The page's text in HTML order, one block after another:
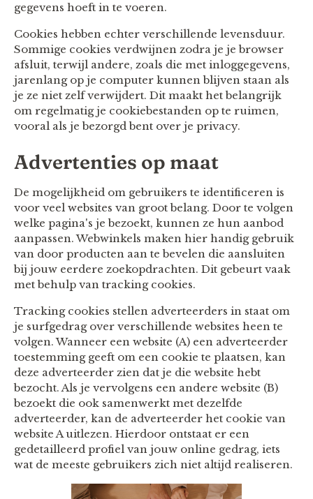
gegevens hoeft in te voeren.
Cookies hebben echter verschillende levensduur.
Sommige cookies verdwijnen zodra je je browser
afsluit, terwijl andere, zoals die met inloggegevens,
jarenlang op je computer kunnen blijven staan als
je ze niet zelf verwijdert. Dit maakt het belangrijk
om regelmatig je cookiebestanden op te ruimen,
vooral als je bezorgd bent over je privacy.
Advertenties op maat
De mogelijkheid om gebruikers te identificeren is
voor veel websites van groot belang. Door te volgen
welke pagina's je bezoekt, kunnen ze hun aanbod
aanpassen. Webwinkels maken hier handig gebruik
van door producten aan te bevelen die aansluiten
bij jouw eerdere zoekopdrachten. Dit gebeurt vaak
met behulp van tracking cookies.
Tracking cookies stellen adverteerders in staat om
je surfgedrag over verschillende websites heen te
volgen. Wanneer een website (A) een adverteerder
toestemming geeft om een cookie te plaatsen, kan
deze adverteerder zien dat je die website hebt
bezocht. Als je vervolgens een andere website (B)
bezoekt die ook samenwerkt met dezelfde
adverteerder, kan de adverteerder het cookie van
website A uitlezen. Hierdoor ontstaat er een
gedetailleerd profiel van jouw online gedrag, iets
wat de meeste gebruikers zich niet altijd realiseren.